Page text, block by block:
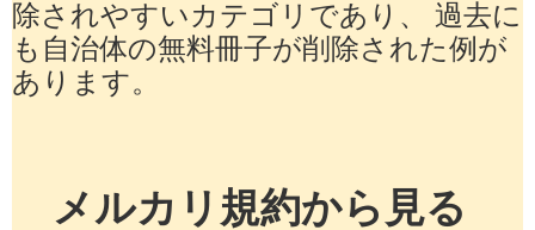
除されやすいカテゴリであり、 過去に
も自治体の無料冊子が削除された例が
あります。
メルカリ規約から見る